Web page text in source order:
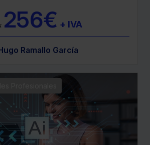
256€ + IVA
Ramallo García